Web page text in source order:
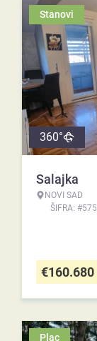
Stanovi
360°
Salajka
NOVI SAD
ŠIFRA:
€160.680
Plac